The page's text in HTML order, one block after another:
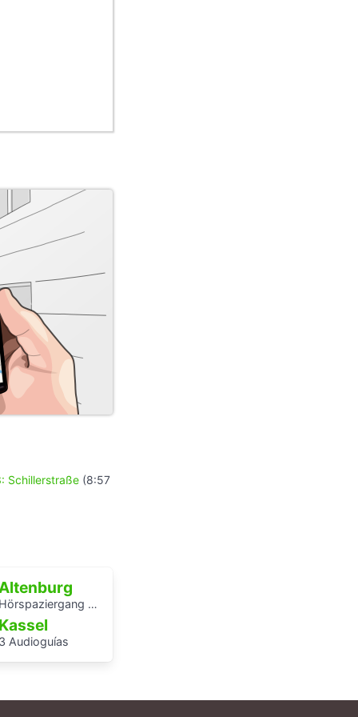
Schillerstraße (8:57
Jüdische Geschichte in Altenburg
Audioguías